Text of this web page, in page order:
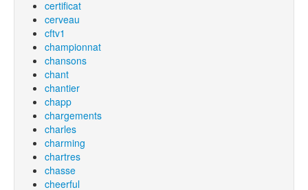
certificat
cerveau
cftv1
championnat
chansons
chant
chantier
chapp
chargements
charles
charming
chartres
chasse
cheerful